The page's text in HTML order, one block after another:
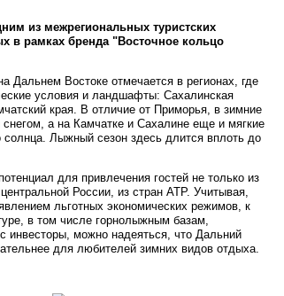
из межрегиональных туристских
в рамках бренда "Восточное кольцо
Дальнем Востоке отмечается в регионах, где
условия и ландшафты: Сахалинская
края. В отличие от Приморья, в зимние
а на Камчатке и Сахалине еще и мягкие
солнца. Лыжный сезон здесь длится вплоть до
для привлечения гостей не только из
России, из стран АТР. Учитывая,
льготных экономических режимов, к
в том числе горнолыжным базам,
инвесторы, можно надеяться, что Дальний
для любителей зимних видов отдыха.